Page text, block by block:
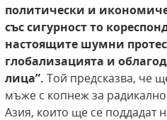
политически и
със сигурност то
настоящите шумни
глобализацията и
лица”. Той предсказва, че
мъже с копнеж за
Азия, които ще се поддадат